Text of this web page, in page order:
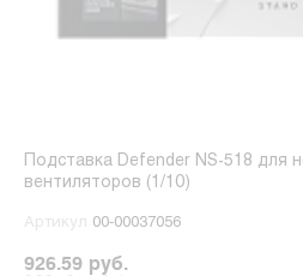
Подставка Defender NS-518 для
вентиляторов (1/10)
Артикул 00-00037056
926.59 руб.